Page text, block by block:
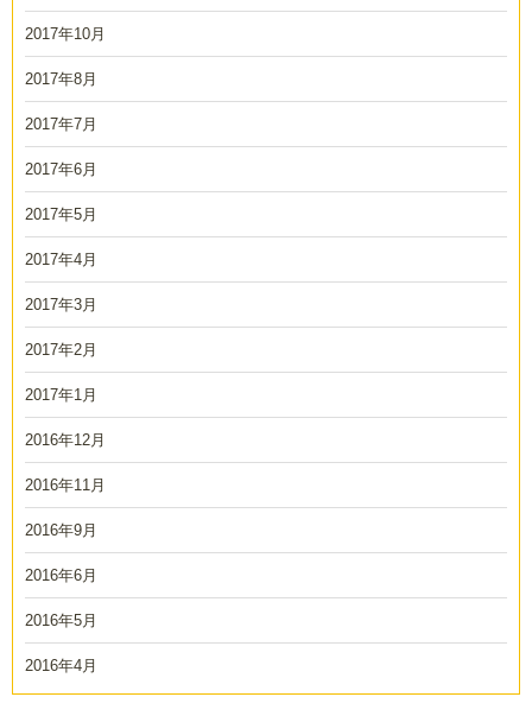
2017年10月
2017年8月
2017年7月
2017年6月
2017年5月
2017年4月
2017年3月
2017年2月
2017年1月
2016年12月
2016年11月
2016年9月
2016年6月
2016年5月
2016年4月